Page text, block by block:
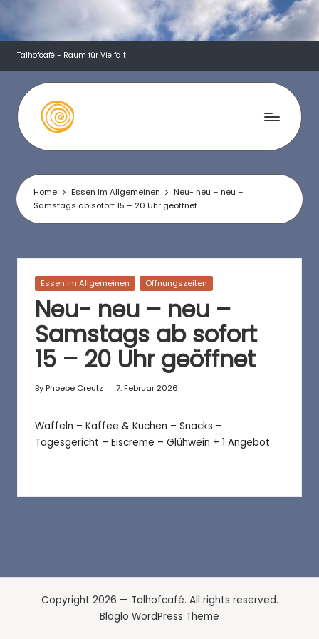
Skip
Talhofcafé - Raum für Vielfalt
T
a
l
h
f
c
a
f
é
Home Essen im Allgemeinen
Neu- neu – neu –
Samstags ab sofort 15 – 20 Uhr geöffnet
Posted
Essen im Allgemeinen Öffnungszeiten
Neu- neu – neu –
Samstags ab sofort
15 – 20 Uhr geöffnet
Posted
ByPhoebe Creutz 7. Februar 2026
Waffeln – Kaffee & Kuchen – Snacks –
Tagesgericht – Eiscreme – Glühwein + 1 Angebot
Copyright 2026 — Talhofcafé. All rights reserved.
Bloglo WordPress Theme